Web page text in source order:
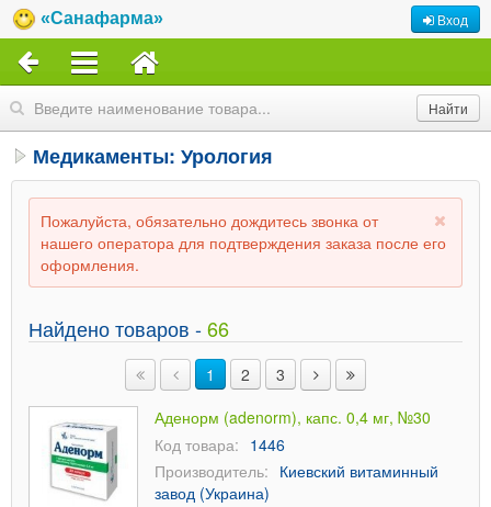
«Санафарма» Вход
Медикаменты: Урология
Пожалуйста, обязательно дождитесь звонка от
нашего оператора для подтверждения заказа после его
оформления.
Найдено товаров -66
1 2 3
Аденорм (adenorm), капс. 0,4 мг, №30
Код товара: 1446
Производитель: Киевский витаминный
завод (Украина)